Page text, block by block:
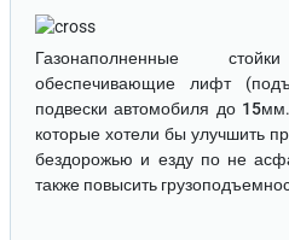
Газонаполненные
обеспечивающие лифт
подвески автомобиля до 15мм
которые хотели бы улучшить
бездорожью и езду по не
также повысить